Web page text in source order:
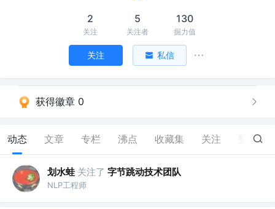
2
关注
5
关注者
130
掘力值
关注 私信
获得徽章 0
动态 文章 专栏 沸点 收藏集 关注 80
划水蛙 关注了 字节跳动技术团队
NLP工程师